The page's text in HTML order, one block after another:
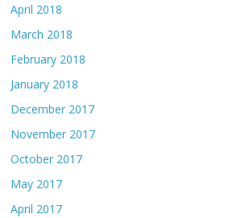
April 2018
March 2018
February 2018
January 2018
December 2017
November 2017
October 2017
May 2017
April 2017